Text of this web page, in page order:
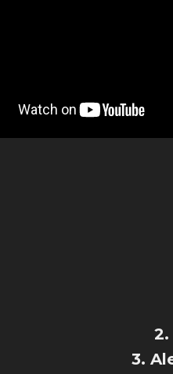
2.
3.